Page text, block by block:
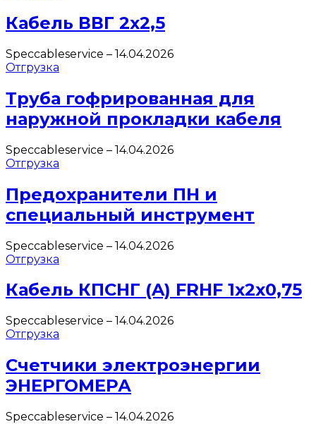
Кабель ВВГ 2х2,5
Speccableservice – 14.04.2026
Отгрузка
Труба гофрированная для
наружной прокладки кабеля
Speccableservice – 14.04.2026
Отгрузка
Предохранители ПН и
специальный инструмент
Speccableservice – 14.04.2026
Отгрузка
Кабель КПСНГ (A) FRHF 1х2х0,75
Speccableservice – 14.04.2026
Отгрузка
Счетчики электроэнергии
ЭНЕРГОМЕРА
Speccableservice – 14.04.2026